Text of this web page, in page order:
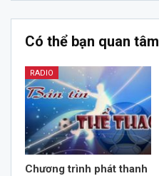
Có thể bạn quan tâm
RADIO
Chương trình phát thanh